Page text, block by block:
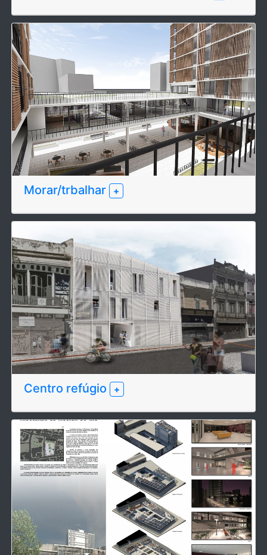
Morar/trbalhar +
Centro refúgio +